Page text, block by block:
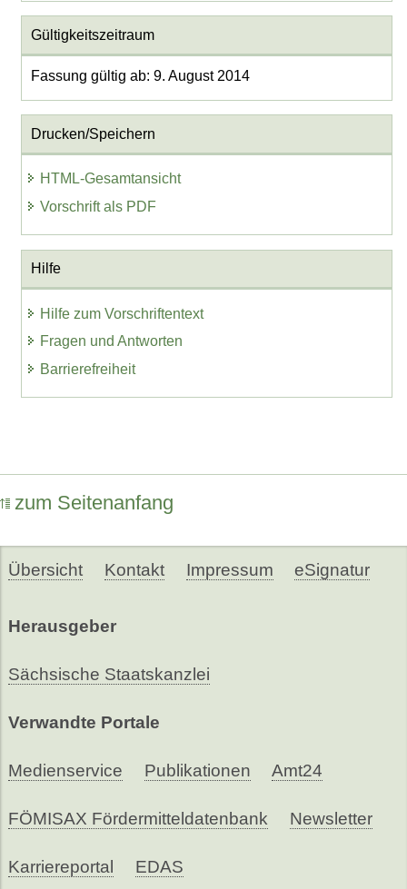
Gültigkeitszeitraum
Fassung gültig ab: 9. August 2014
Drucken/Speichern
HTML-Gesamtansicht
Vorschrift als PDF
Hilfe
Hilfe zum Vorschriftentext
Fragen und Antworten
Barrierefreiheit
zum Seitenanfang
Übersicht Kontakt Impressum eSignatur
Herausgeber
Sächsische Staatskanzlei
Verwandte Portale
Medienservice Publikationen Amt24
FÖMISAX Fördermitteldatenbank Newsletter
Karriereportal EDAS